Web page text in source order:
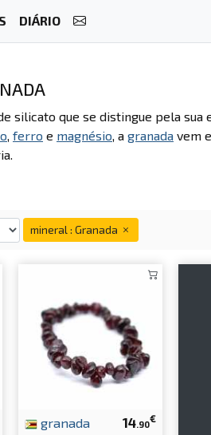
DIÁRIO
silicato que se distingue pela
, ferro e magnésio, a granada vem
mineral : Granada
14 .90€
granada